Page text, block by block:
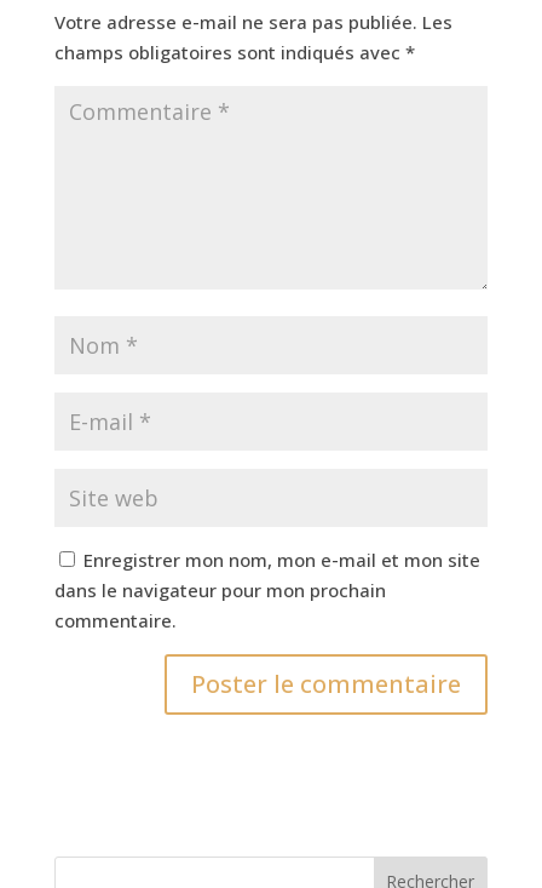
Votre adresse e-mail ne sera pas publiée. Les
champs obligatoires sont indiqués avec *
Enregistrer mon nom, mon e-mail et mon site
dans le navigateur pour mon prochain
commentaire.